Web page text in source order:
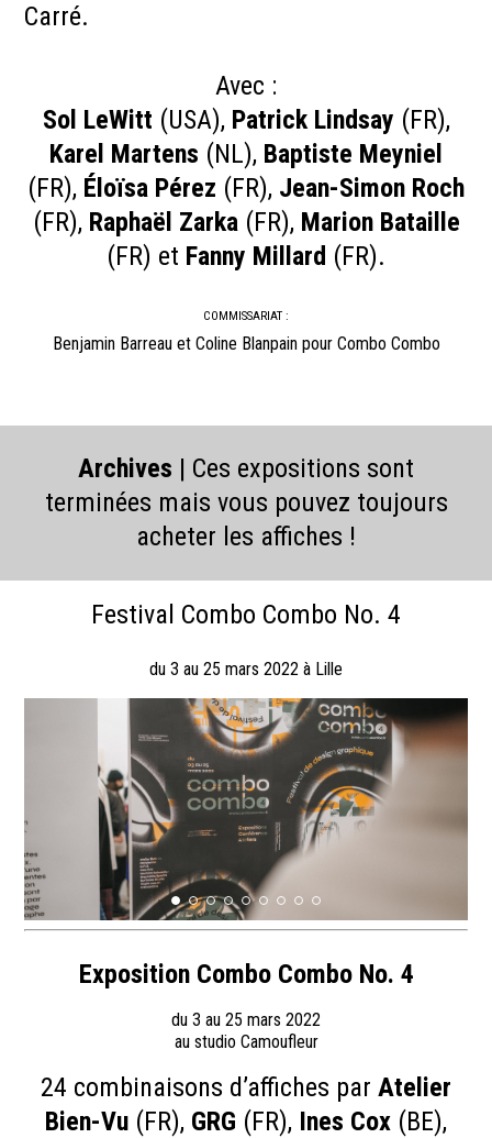
Carré.
Avec :
Sol LeWitt (USA), Patrick Lindsay (FR),
Karel Martens (NL), Baptiste Meyniel
(FR), Éloïsa Pérez (FR), Jean-Simon Roch
(FR), Raphaël Zarka(FR), Marion Bataille
(FR) et Fanny Millard (FR).
COMMISSARIAT :
Benjamin Barreau et Coline Blanpain pour Combo Combo
Archives | Ces expositions sont
terminées mais vous pouvez toujours
acheter les affiches !
Festival Combo Combo No. 4
du 3 au 25 mars 2022 à Lille
Exposition Combo Combo No. 4
du 3 au 25 mars 2022
au studio Camoufleur
24 combinaisons d’affiches par Atelier
Bien-Vu (FR), GRG (FR), Ines Cox (BE),